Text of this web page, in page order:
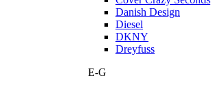
Danish Design
Diesel
DKNY
Dreyfuss
E-G